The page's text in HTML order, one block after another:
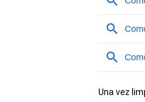
Una vez